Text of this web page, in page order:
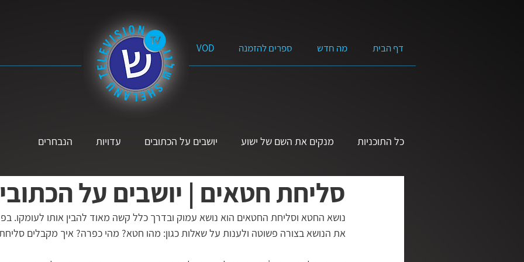
דף הבית מה חדש ספרים להזמנה VOD
כל התוכניות מנקים את השם של ישוע יושבים על הכתובים עדויות הנבחרים
שמע ישראל | הרצאות בנושא התנ״ך פרשת השבוע מוזיקה הקול הנשי לא
אמונה מעשית בגובה העיניים על הדרך ל׳ שאלות סרטים באורך מלא
סליחת חטאים | יושבים על
נושא החטא וסליחת החטאים הוא נושא עמוק ובדרך כלל קשה מאוד להבין אותו לעומקו.
את הנושא בצורה פשוטה ולענות על שאלות כגון: מהו חטא? מהי כפרה? איך מקבלים